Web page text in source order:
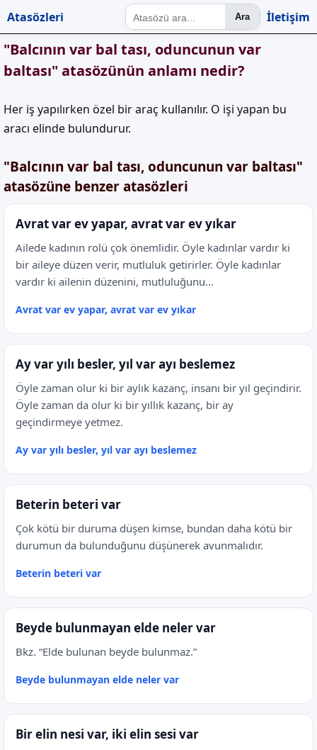
Atasözleri Ara İletişim
"Balcının var bal tası, oduncunun var
baltası" atasözünün anlamı nedir?
Her iş yapılırken özel bir araç kullanılır. O işi yapan bu
aracı elinde bulundurur.
"Balcının var bal tası, oduncunun var baltası"
atasözüne benzer atasözleri
Avrat var ev yapar, avrat var ev yıkar
Ailede kadının rolü çok önemlidir. Öyle kadınlar vardır ki
bir aileye düzen verir, mutluluk getirirler. Öyle kadınlar
vardır ki ailenin düzenini, mutluluğunu...
Avrat var ev yapar, avrat var ev yıkar
Ay var yılı besler, yıl var ayı beslemez
Öyle zaman olur ki bir aylık kazanç, insanı bir yıl geçindirir.
Öyle zaman da olur ki bir yıllık kazanç, bir ay
geçindirmeye yetmez.
Ay var yılı besler, yıl var ayı beslemez
Beterin beteri var
Çok kötü bir duruma düşen kimse, bundan daha kötü bir
durumun da bulunduğunu düşünerek avunmalıdır.
Beterin beteri var
Beyde bulunmayan elde neler var
Bkz. “Elde bulunan beyde bulunmaz.”
Beyde bulunmayan elde neler var
Bir elin nesi var, iki elin sesi var